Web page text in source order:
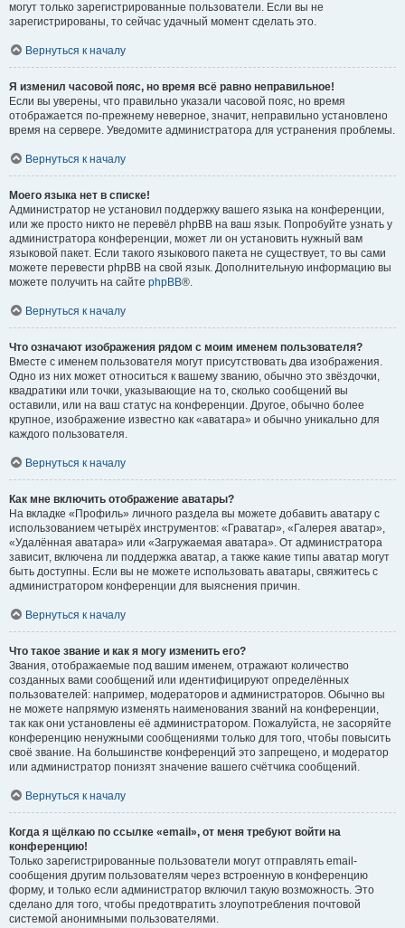
могут только зарегистрированные пользователи. Если вы не
зарегистрированы, то сейчас удачный момент сделать это.
Вернуться к началу
Я изменил часовой пояс, но время всё равно неправильное!
Если вы уверены, что правильно указали часовой пояс, но время
отображается по-прежнему неверное, значит, неправильно установлено
время на сервере. Уведомите администратора для устранения проблемы.
Вернуться к началу
Моего языка нет в списке!
Администратор не установил поддержку вашего языка на конференции,
или же просто никто не перевёл phpBB на ваш язык. Попробуйте узнать у
администратора конференции, может ли он установить нужный вам
языковой пакет. Если такого языкового пакета не существует, то вы сами
можете перевести phpBB на свой язык. Дополнительную информацию вы
можете получить на сайте phpBB®.
Вернуться к началу
Что означают изображения рядом с моим именем пользователя?
Вместе с именем пользователя могут присутствовать два изображения.
Одно из них может относиться к вашему званию, обычно это звёздочки,
квадратики или точки, указывающие на то, сколько сообщений вы
оставили, или на ваш статус на конференции. Другое, обычно более
крупное, изображение известно как «аватара» и обычно уникально для
каждого пользователя.
Вернуться к началу
Как мне включить отображение аватары?
На вкладке «Профиль» личного раздела вы можете добавить аватару с
использованием четырёх инструментов: «Граватар», «Галерея аватар»,
«Удалённая аватара» или «Загружаемая аватара». От администратора
зависит, включена ли поддержка аватар, а также какие типы аватар могут
быть доступны. Если вы не можете использовать аватары, свяжитесь с
администратором конференции для выяснения причин.
Вернуться к началу
Что такое звание и как я могу изменить его?
Звания, отображаемые под вашим именем, отражают количество
созданных вами сообщений или идентифицируют определённых
пользователей: например, модераторов и администраторов. Обычно вы
не можете напрямую изменять наименования званий на конференции,
так как они установлены её администратором. Пожалуйста, не засоряйте
конференцию ненужными сообщениями только для того, чтобы повысить
своё звание. На большинстве конференций это запрещено, и модератор
или администратор понизят значение вашего счётчика сообщений.
Вернуться к началу
Когда я щёлкаю по ссылке «email», от меня требуют войти на
конференцию!
Только зарегистрированные пользователи могут отправлять email-
сообщения другим пользователям через встроенную в конференцию
форму, и только если администратор включил такую возможность. Это
сделано для того, чтобы предотвратить злоупотребления почтовой
системой анонимными пользователями.